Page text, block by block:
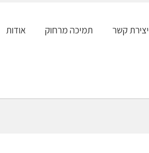
יצירת קשר תמיכה מרחוק אודות